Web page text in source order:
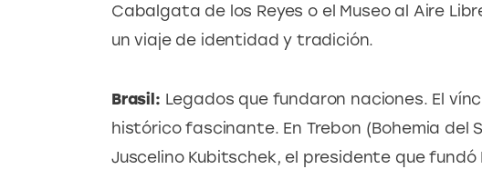
Cabalgata de los Reyes o el Museo al Aire
un viaje de identidad y tradición.
Brasil: Legados que fundaron naciones. El
histórico fascinante. En Trebon (Bohemia del
Juscelino Kubitschek, el presidente que fundó